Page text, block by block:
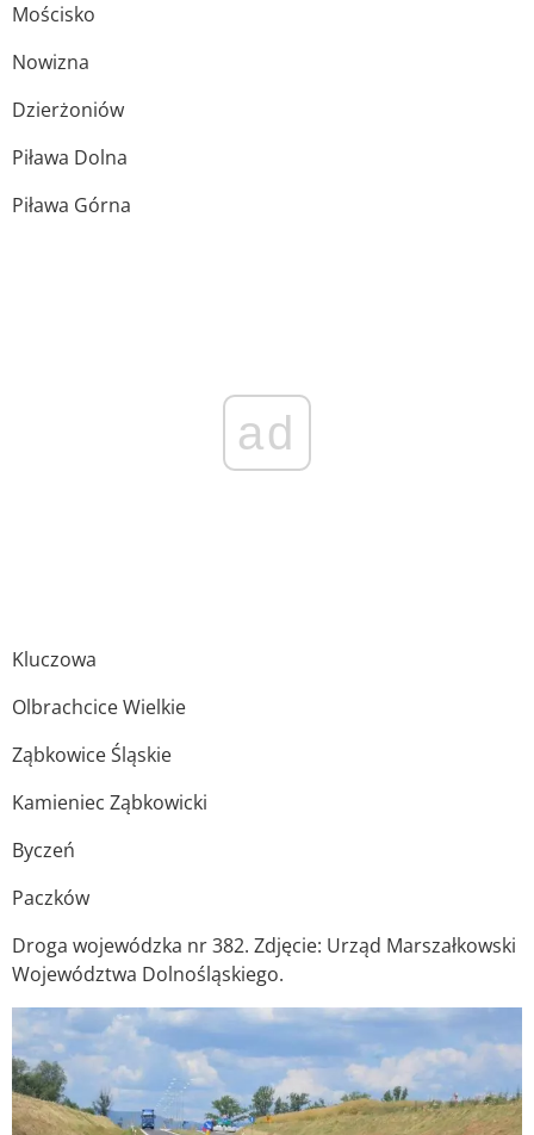
Mościsko
Nowizna
Dzierżoniów
Piława Dolna
Piława Górna
ad
Kluczowa
Olbrachcice Wielkie
Ząbkowice Śląskie
Kamieniec Ząbkowicki
Byczeń
Paczków
Droga wojewódzka nr 382. Zdjęcie: Urząd Marszałkowski
Województwa Dolnośląskiego.